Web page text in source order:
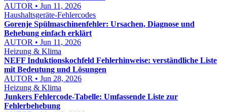
AUTOR • Jun 11, 2026
Haushaltsgeräte-Fehlercodes
Gorenje Spülmaschinenfehler: Ursachen, Diagnose und
Behebung einfach erklärt
AUTOR • Jun 11, 2026
Heizung & Klima
NEFF Induktionskochfeld Fehlerhinweise: verständliche Liste
mit Bedeutung und Lösungen
AUTOR • Jun 28, 2026
Heizung & Klima
Junkers Fehlercode-Tabelle: Umfassende Liste zur
Fehlerbehebung